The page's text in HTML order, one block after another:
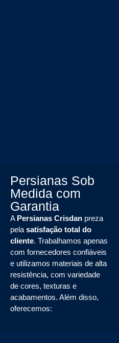
Persianas Sob
Medida com
Garantia
A Persianas Crisdan preza
pela satisfação total do
cliente. Trabalhamos apenas
com fornecedores confiáveis
e utilizamos materiais de alta
resistência, com variedade
de cores, texturas e
acabamentos. Além disso,
oferecemos: